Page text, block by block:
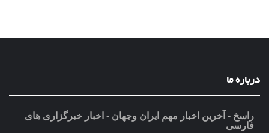
درباره ما
راسخ - آخرین اخبار مهم ایران وجهان - اخبار خبرگزاری های
فارسی